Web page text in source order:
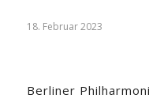
18. Februar 2023
Berliner